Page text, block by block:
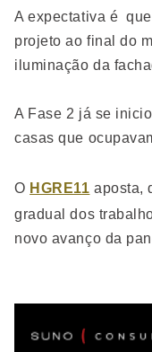
A expectativa é
projeto ao final do
iluminação da
A Fase 2 já se
casas que
O HGRE11 aposta,
gradual dos
novo avanço da